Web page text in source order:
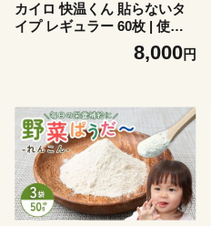
カイロ 快温くん 貼らないタ
イプ レギュラー 60枚 | 使い
捨てカイロ かいろ 貼らない
タイプ 寒さ対策 冬 防寒 暖か
8,000円